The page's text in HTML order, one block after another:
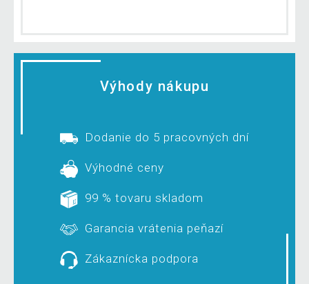
Výhody nákupu
Dodanie do 5 pracovných dní
Výhodné ceny
99 % tovaru skladom
Garancia vrátenia peňazí
Zákaznícka podpora